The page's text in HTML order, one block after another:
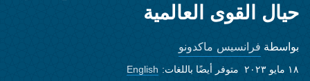
حيال القوى العالمية
بواسطة فرانسيس ماكدونو
١٨ مايو ٢٠٢٣ متوفر أيضًا باللغات: English